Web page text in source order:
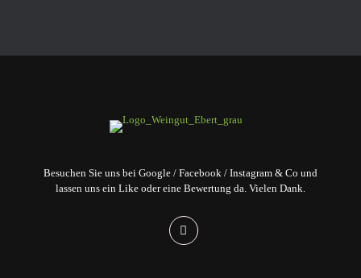
Besuchen Sie uns bei Google / Facebook / Instagram & Co und
lassen uns ein Like oder eine Bewertung da. Vielen Dank.